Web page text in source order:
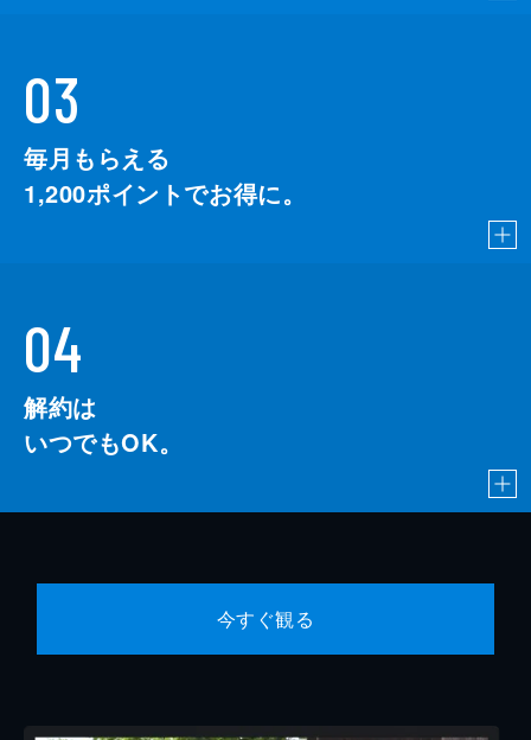
03
毎月もらえる
1,200ポイントでお得に。
04
解約は
いつでもOK。
今すぐ観る